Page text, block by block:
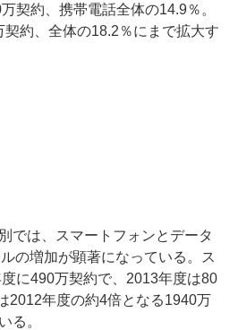
契約、携帯電話全体の14.9％。
約、全体の18.2％にまで拡大す
では、スマートフォンとデータ
の増加が顕著になっている。ス
に490万契約で、2013年度は80
2012年度の約4倍となる1940万
る。